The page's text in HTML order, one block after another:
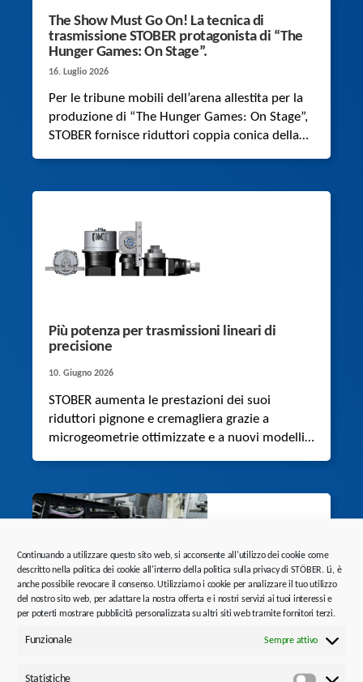
Continuando a utilizzare questo sito web, si acconsente all'utilizzo dei cookie come
descritto nella politica dei cookie all'interno della politica sulla privacy di STÖBER. Lì, è
anche possibile revocare il consenso. Utilizziamo i cookie per analizzare il tuo utilizzo
del nostro sito web, per adattare la nostra offerta e i nostri servizi ai tuoi interessi e
per poterti mostrare pubblicità personalizzata su altri siti web tramite fornitori terzi.
Funzionale Sempre attivo
Statistiche
The Show Must Go On! La tecnica di
trasmissione STOBER protagonista di “The
Hunger Games: On Stage”.
16. Luglio 2026
Per le tribune mobili dell’arena allestita per la
produzione di “The Hunger Games: On Stage”,
STOBER fornisce riduttori coppia conica della
pressoché silenzioso.
Più potenza per trasmissioni lineari di
precisione
10. Giugno 2026
STOBER aumenta le prestazioni dei suoi
riduttori pignone e cremagliera grazie a
microgeometrie ottimizzate e a nuovi modelli
Tecnica di trasmissione per un allenamento
1. Giugno 2026